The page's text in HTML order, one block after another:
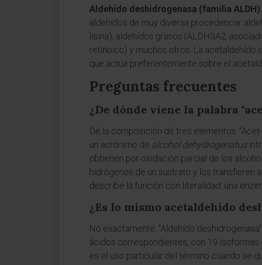
Aldehído deshidrogenasa (familia ALDH).
aldehídos de muy diversa procedencia:
lisina), aldehídos grasos (ALDH3A2,
retinoico) y muchos otros. La acetaldehído
que actúa preferentemente sobre el
Preguntas frecuentes
¿De dónde viene la palabra
De la composición de tres elementos.
un acrónimo de alcohol dehydrogenatus
obtienen por oxidación parcial de los
hidrógenos de un sustrato y los transfieren
describe la función con literalidad: una
¿Es lo mismo acetaldehído
No exactamente. "Aldehído
ácidos correspondientes, con 19 isoformas
es el uso particular del término cuando se